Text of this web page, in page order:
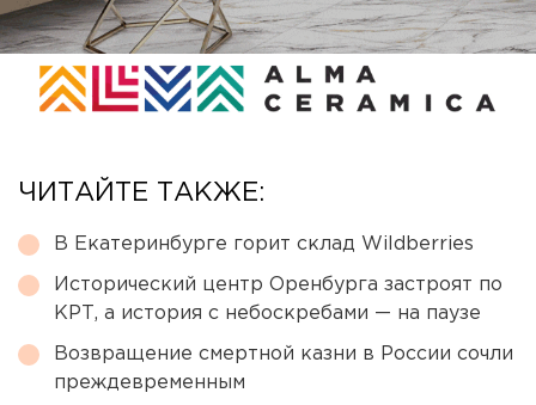
ЧИТАЙТЕ ТАКЖЕ:
В Екатеринбурге горит склад Wildberries
Исторический центр Оренбурга застроят по
КРТ, а история с небоскребами — на паузе
Возвращение смертной казни в России сочли
преждевременным